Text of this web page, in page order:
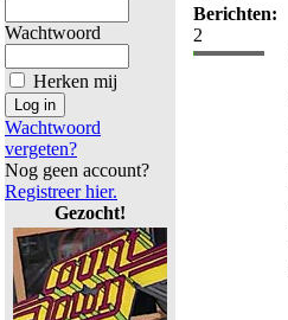
Wachtwoord
Herken mij
Wachtwoord
vergeten?
Nog geen account?
Registreer hier.
Gezocht!
Berichten:
2